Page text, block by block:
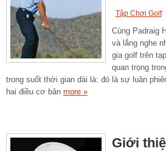
Tập Chơi Golf
Cùng Padraig
và lắng nghe
gia golf trên
quan trọng
trong suốt thời gian dài là: đó là sự luân
hai điều cơ bản more »
Giới